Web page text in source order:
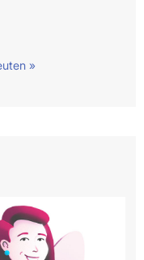
»